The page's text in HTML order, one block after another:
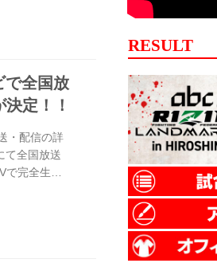
presents
で全国放
定！！
・配信の詳
て全国放送
完全生中
よるインタ
をチェッ
RESULT